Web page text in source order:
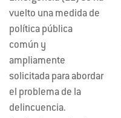
vuelto una medida de
política pública
común y
ampliamente
solicitada para abordar
el problema de la
delincuencia.